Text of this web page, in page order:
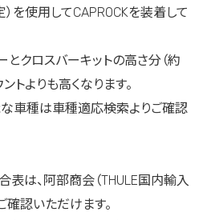
を使用してCAPROCKを装着して
クロスバーキットの高さ分（約
トよりも高くなります。
な車種は車種適応検索よりご確認
表は、阿部商会（THULE国内輸入
確認いただけます。